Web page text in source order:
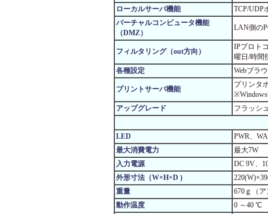
ローカルサーバ機能
TCP/UDP
バーチャルコンピュータ機能
（DMZ）
LAN側の
フィルタリング（out方向）
IPプロト
曜日/時間
各種設定
Webブラ
プリントサーバ機能
プリンタ
アップグレード
フラッシ
LED
PWR、
最大消費電力
最大7W
入力電源
DC 9V、
外形寸法（W×H×D )
重量
670ｇ（
動作温度
0 ～40 ℃